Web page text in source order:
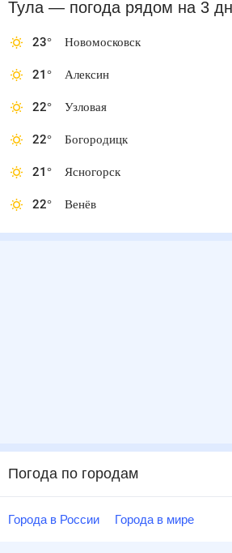
Тула— погода рядомна 3 дня
23° Новомосковск
21° Алексин
22° Узловая
22° Богородицк
21° Ясногорск
22° Венёв
Погода по городам
Города в России Города в мире